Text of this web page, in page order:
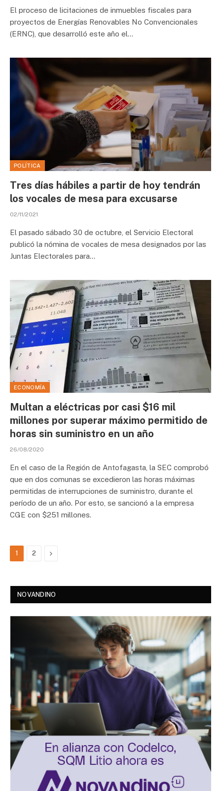
El proceso de licitaciones de inmuebles fiscales para
proyectos de Energías Renovables No Convencionales
(ERNC), que desarrolló este año el…
POLÍTICA
Tres días hábiles a partir de hoy tendrán
los vocales de mesa para excusarse
02/11/2021
El pasado sábado 30 de octubre, el Servicio Electoral
publicó la nómina de vocales de mesa designados por las
Juntas Electorales para…
ECONOMÍA
Multan a eléctricas por casi $16 mil
millones por superar máximo permitido de
horas sin suministro en un año
26/08/2020
En el caso de la Región de Antofagasta, la SEC comprobó
que en dos comunas se excedieron las horas máximas
permitidas de interrupciones de suministro, durante el
período de un año. Por esto, se sancionó a la empresa
CGE con $251 millones.
1 2 Next
NOVANDINO